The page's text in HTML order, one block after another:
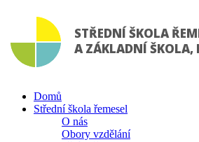
STŘEDNÍ ŠKOLA
A ZÁKLADNÍ ŠKOLA,
Domů
Střední škola řemesel
O nás
Obory vzdělání